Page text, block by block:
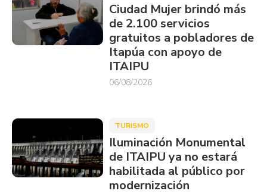
Ciudad Mujer brindó más
de 2.100 servicios
gratuitos a pobladores de
Itapúa con apoyo de
ITAIPU
06/08/2026
TURISMO
Iluminación Monumental
de ITAIPU ya no estará
habilitada al público por
modernización